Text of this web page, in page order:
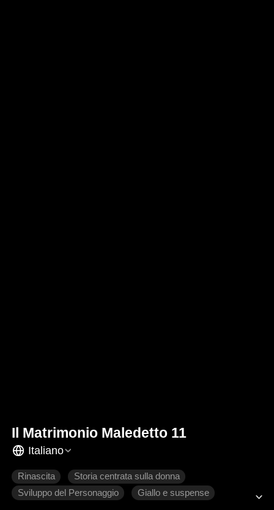
Il Matrimonio Maledetto 11
Italiano
Rinascita
Storia centrata sulla donna
Sviluppo del Personaggio
Giallo e suspense